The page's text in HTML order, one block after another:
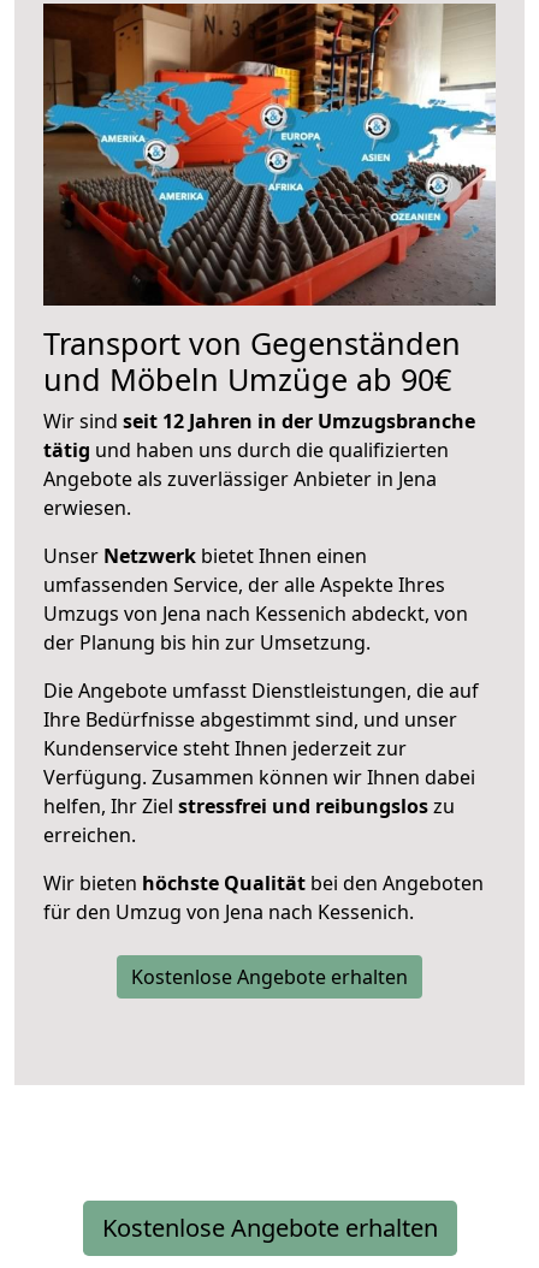
Transport von Gegenständen
und Möbeln Umzüge ab 90€
Wir sind seit 12 Jahren in der Umzugsbranche
tätig und haben uns durch die qualifizierten
Angebote als zuverlässiger Anbieter in Jena
erwiesen.
Unser Netzwerk bietet Ihnen einen
umfassenden Service, der alle Aspekte Ihres
Umzugs von Jena nach Kessenich abdeckt, von
der Planung bis hin zur Umsetzung.
Die Angebote umfasst Dienstleistungen, die auf
Ihre Bedürfnisse abgestimmt sind, und unser
Kundenservice steht Ihnen jederzeit zur
Verfügung. Zusammen können wir Ihnen dabei
helfen, Ihr Ziel stressfrei und reibungsloszu
erreichen.
Wir bieten höchste Qualität bei den Angeboten
für den Umzug von Jena nach Kessenich.
Kostenlose Angebote erhalten
Kostenlose Angebote erhalten